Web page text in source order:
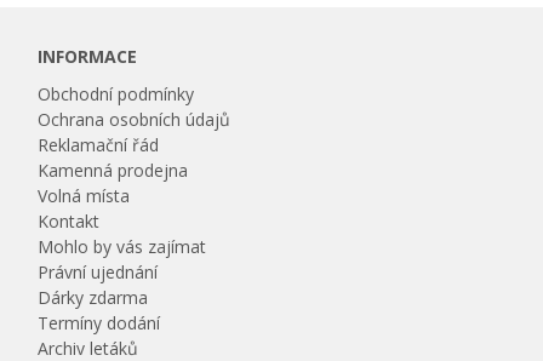
INFORMACE
Obchodní podmínky
Ochrana osobních údajů
Reklamační řád
Kamenná prodejna
Volná místa
Kontakt
Mohlo by vás zajímat
Právní ujednání
Dárky zdarma
Termíny dodání
Archiv letáků